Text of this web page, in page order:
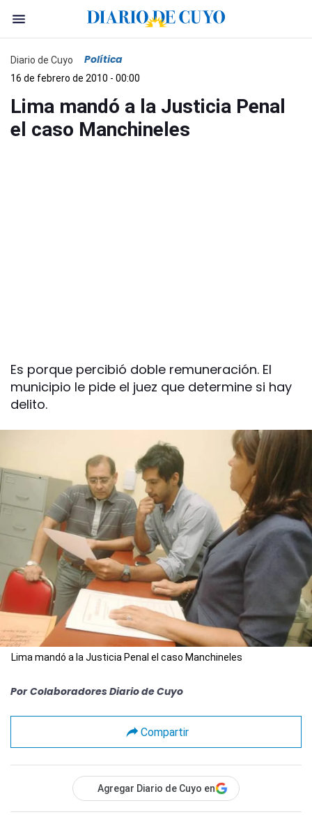
Diario de Cuyo Política
16 de febrero de 2010 - 00:00
Lima mandó a la Justicia Penal
el caso Manchineles
Es porque percibió doble remuneración. El
municipio le pide el juez que determine si hay
delito.
Lima mandó a la Justicia Penal el caso Manchineles
Por Colaboradores Diario de Cuyo
Compartir
Agregar Diario de Cuyo en